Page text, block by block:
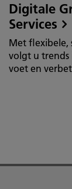
Digitale
Services
Met flexibele,
volgt u
voet en